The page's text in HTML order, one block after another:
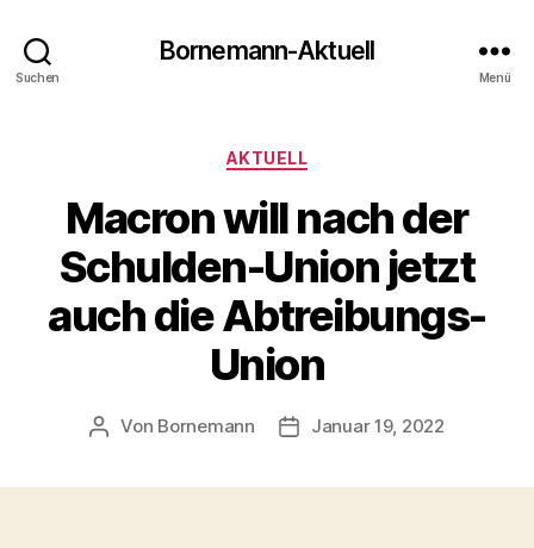
Suchen
Bornemann-Aktuell
Menü
Kategorien
AKTUELL
Macron will nach der
Schulden-Union jetzt
auch die Abtreibungs-
Union
Beitragsautor
Von Bornemann Veröffentlichungsdatum
Januar 19, 2022